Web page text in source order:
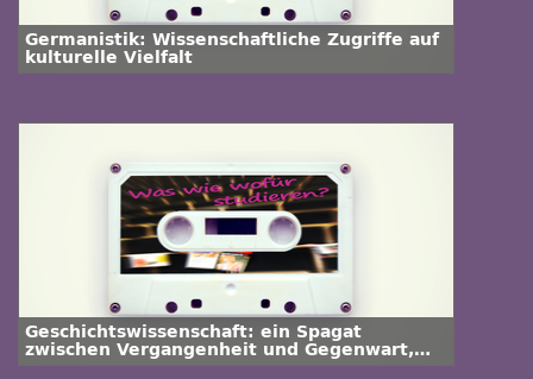
Germanistik: Wissenschaftliche Zugriffe auf
kulturelle Vielfalt
Geschichtswissenschaft: ein Spagat
zwischen Vergangenheit und Gegenwart,
zwischen Wissen und Phantasie